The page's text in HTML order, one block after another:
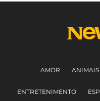
AMOR ANIMAIS
ENTRETENIMENTO